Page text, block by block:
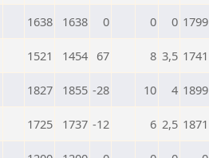
1638 1638 0 0 0 1799
1521 1454 67 8 3,5 1741
1827 1855 -28 10 4 1899
1725 1737 -12 6 2,5 1871